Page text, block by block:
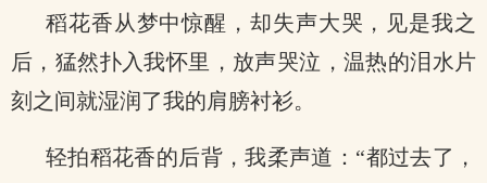
稻花香从梦中惊醒，却失声大哭，见是我之
后，猛然扑入我怀里，放声哭泣，温热的泪水片
刻之间就湿润了我的肩膀衬衫。
轻拍稻花香的后背，我柔声道：“都过去了，